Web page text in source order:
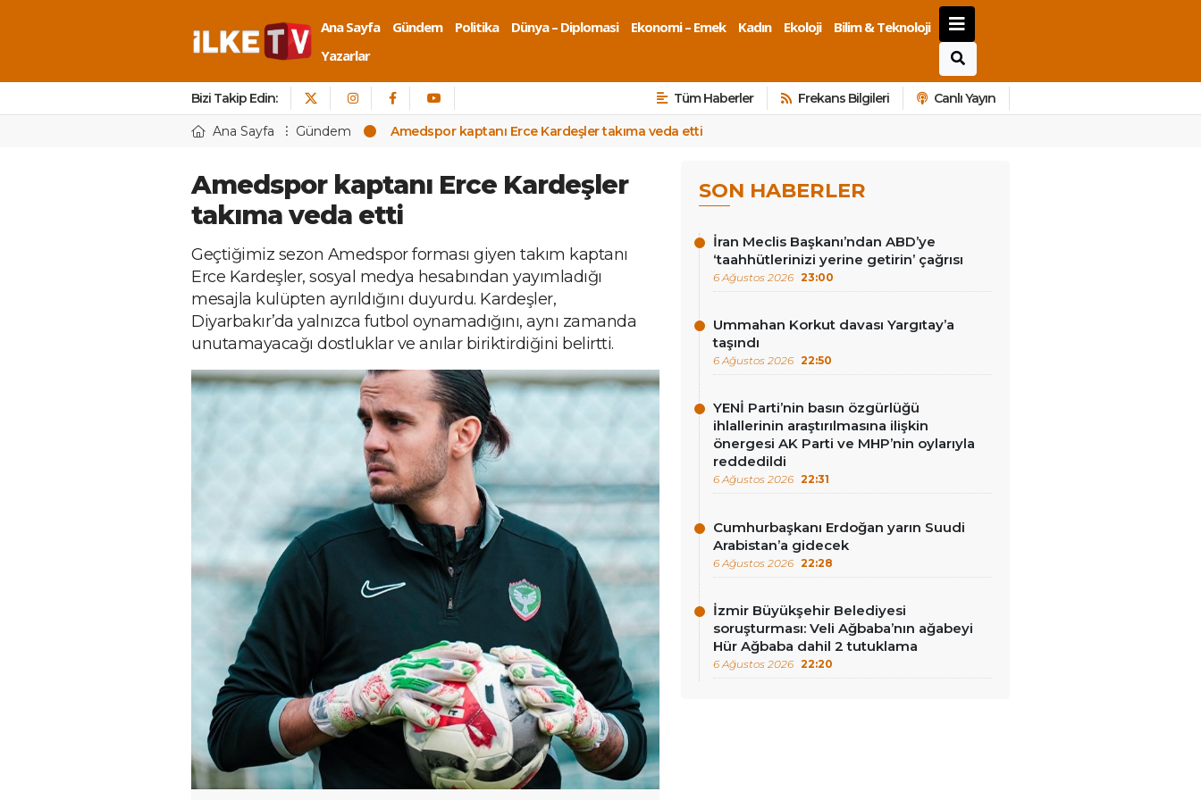
Ana Sayfa Gündem Politika Dünya – Diplomasi Ekonomi – Emek Kadın Ekoloji
Bilim & Teknoloji
Yazarlar
Bizi Takip Edin: Tüm Haberler Frekans Bilgileri Canlı Yayın
Ana Sayfa Gündem Amedspor kaptanı Erce Kardeşler takıma veda etti
Amedspor kaptanı Erce Kardeşler
takıma veda etti
Geçtiğimiz sezon Amedspor forması giyen takım kaptanı
Erce Kardeşler, sosyal medya hesabından yayımladığı
mesajla kulüpten ayrıldığını duyurdu. Kardeşler,
Diyarbakır’da yalnızca futbol oynamadığını, aynı zamanda
unutamayacağı dostluklar ve anılar biriktirdiğini belirtti.
SON HABERLER
İran Meclis Başkanı’ndan ABD’ye
‘taahhütlerinizi yerine getirin’ çağrısı
6 Ağustos 2026 23:00
Ummahan Korkut davası Yargıtay’a
taşındı
6 Ağustos 2026 22:50
YENİ Parti’nin basın özgürlüğü
ihlallerinin araştırılmasına ilişkin
önergesi AK Parti ve MHP’nin oylarıyla
reddedildi
6 Ağustos 2026 22:31
Cumhurbaşkanı Erdoğan yarın Suudi
Arabistan’a gidecek
6 Ağustos 2026 22:28
İzmir Büyükşehir Belediyesi
soruşturması: Veli Ağbaba’nın ağabeyi
Hür Ağbaba dahil 2 tutuklama
6 Ağustos 2026 22:20